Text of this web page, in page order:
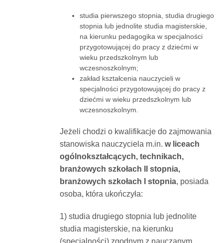
studia pierwszego stopnia, studia drugiego
stopnia lub jednolite studia magisterskie,
na kierunku pedagogika w specjalności
przygotowującej do pracy z dziećmi w
wieku przedszkolnym lub
wczesnoszkolnym;
zakład kształcenia nauczycieli w
specjalności przygotowującej do pracy z
dziećmi w wieku przedszkolnym lub
wczesnoszkolnym.
Jeżeli chodzi o kwalifikacje do zajmowania
stanowiska nauczyciela m.in. w liceach
ogólnokształcących, technikach,
branżowych szkołach II stopnia,
branżowych szkołach I stopnia, posiada
osoba, która ukończyła:
1) studia drugiego stopnia lub jednolite
studia magisterskie, na kierunku
(specjalności) zgodnym z nauczanym